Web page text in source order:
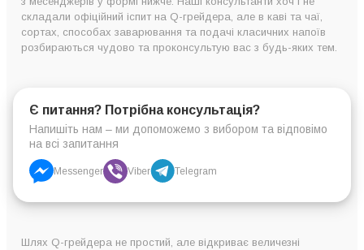
складали офіційний іспит на Q-грейдера, але в каві та чаї,
сортах, способах заварювання та подачі класичних напоїв
розбираються чудово та проконсультую вас з будь-яких тем.
Є питання? Потрібна консультація?
Напишіть нам – ми допоможемо з вибором та відповімо
на всі запитання
Messenger Viber Telegram
Шлях Q-грейдера не простий, але відкриває величезні